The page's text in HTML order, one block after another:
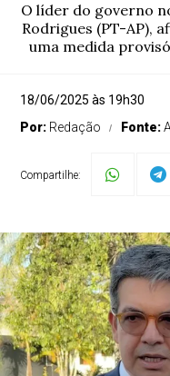
O líder do governo
Rodrigues (PT-AP),
uma medida
18/06/2025 às 19h30
Por: Redação Fonte:
Compartilhe: